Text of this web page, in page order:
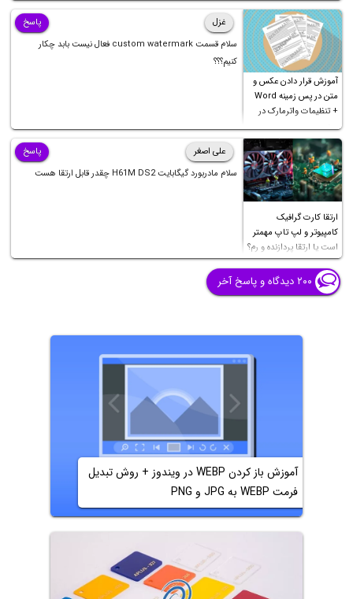
آموزش قرار دادن عکس و
متن در پس زمینه Word
+ تنظیمات واترمارک در
ورد
غزل
سلام قسمت custom watermark فعال نیست بابد چکار
کنیم؟؟؟
پاسخ
ارتقا کارت گرافیک
کامپیوتر و لپ تاپ مهمتر
است یا ارتقا پردازنده و رم؟
علی اصغر
سلام مادربورد گیگابایت H61M DS2 چقدر قابل ارتقا هست
پاسخ
۲۰۰ دیدگاه و پاسخ آخر
آموزش باز کردن WEBP در ویندوز + روش تبدیل
فرمت WEBP‌ به JPG و PNG